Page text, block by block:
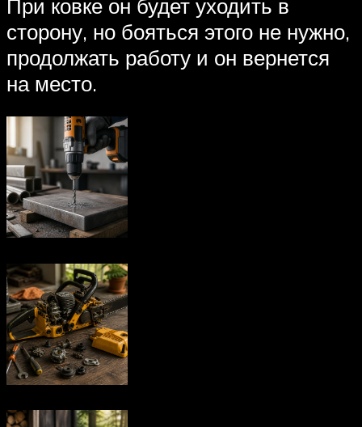
При ковке он будет уходить в
сторону, но бояться этого не нужно,
продолжать работу и он вернется
на место.